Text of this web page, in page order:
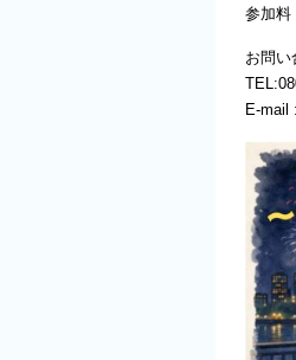
参加料
お問い
E-mail